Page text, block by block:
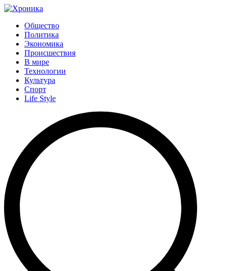
Общество
Политика
Экономика
Происшествия
В мире
Технологии
Культура
Спорт
Life Style